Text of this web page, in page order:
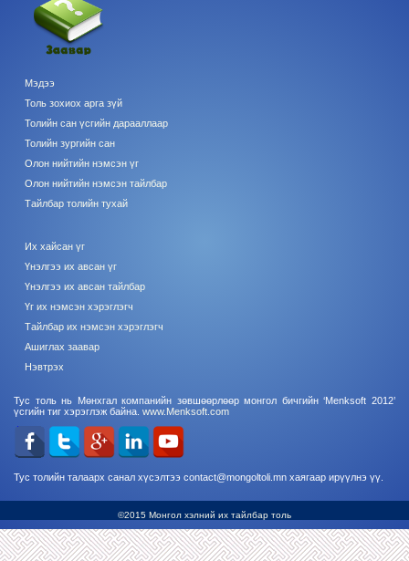
Мэдээ
Толь зохиох арга зүй
Толийн сан үсгийн дарааллаар
Толийн зургийн сан
Олон нийтийн нэмсэн үг
Олон нийтийн нэмсэн тайлбар
Тайлбар толийн тухай
Их хайсан үг
Үнэлгээ их авсан үг
Үнэлгээ их авсан тайлбар
Үг их нэмсэн хэрэглэгч
Тайлбар их нэмсэн хэрэглэгч
Ашиглах заавар
Нэвтрэх
Тус толь нь Мөнхгал компанийн зөвшөөрлөөр монгол бичгийн ‘Menksoft 2012’
үсгийн тиг хэрэглэж байна. www.Menksoft.com
Тус толийн талаарх санал хүсэлтээ contact@mongoltoli.mn хаягаар ирүүлнэ үү.
©2015 Монгол хэлний их тайлбар толь